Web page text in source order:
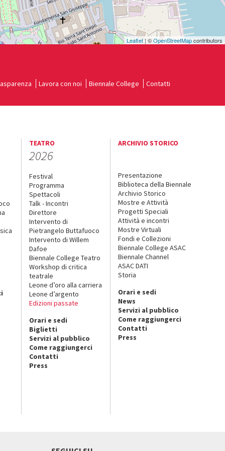
Leaflet| ©OpenStreetMapcontributors
Lavora con noi Biennale College Contatti
TEATRO
2026
Festival
Programma
Spettacoli
Talk - Incontri
Direttore
Intervento di
Pietrangelo Buttafuoco
Intervento di Willem
Dafoe
Biennale College Teatro
Workshop di critica
teatrale
Leone d’oro alla carriera
Leone d’argento
Edizioni passate
Orari e sedi
Biglietti
Servizi al pubblico
Come raggiungerci
Contatti
Press
ARCHIVIO STORICO
Presentazione
Biblioteca della Biennale
Archivio Storico
Mostre e Attività
Progetti Speciali
Attività e incontri
Mostre Virtuali
Fondi e Collezioni
Biennale College ASAC
Biennale Channel
ASAC DATI
Storia
Orari e sedi
News
Servizi al pubblico
Come raggiungerci
Contatti
Press